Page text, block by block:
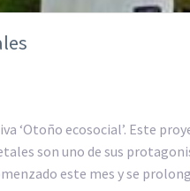
‘Otoño ecosocial’. Este
son uno de sus
este mes y se